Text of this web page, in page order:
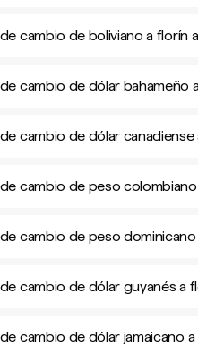
cambio de boliviano a florín
cambio de dólar bahameño
cambio de dólar canadiense
cambio de peso
cambio de peso dominicano
cambio de dólar guyanés a
cambio de dólar jamaicano